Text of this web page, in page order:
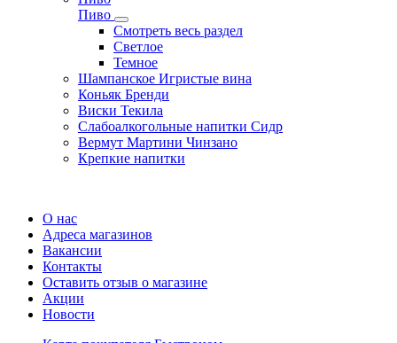
Пиво
Смотреть весь раздел
Cветлое
Темное
Шампанское Игристые вина
Коньяк Бренди
Виски Текила
Слабоалкогольные напитки Сидр
Вермут Мартини Чинзано
Крепкие напитки
О нас
Адреса магазинов
Вакансии
Контакты
Оставить отзыв о магазине
Акции
Новости